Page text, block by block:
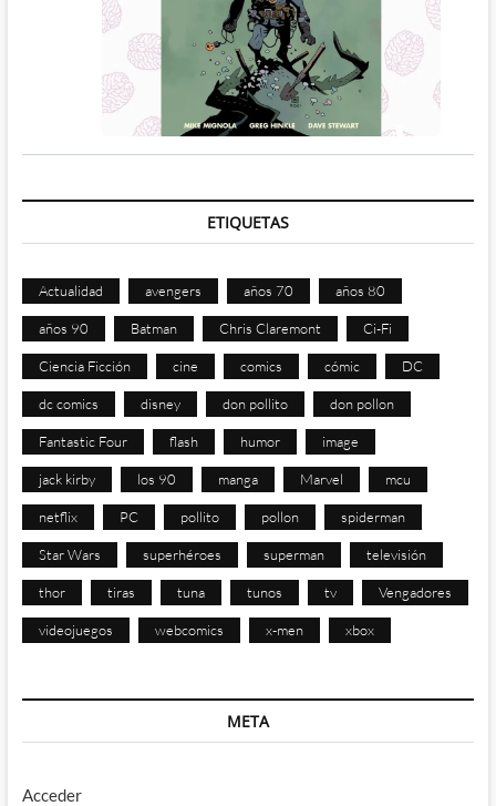
ETIQUETAS
Actualidad avengers años 70 años 80
años 90 Batman Chris Claremont Ci-Fi
Ciencia Ficción cine comics cómic DC
dc comics disney don pollito don pollon
Fantastic Four flash humor image
jack kirby los 90 manga Marvel mcu
netflix PC pollito pollon spiderman
Star Wars superhéroes superman televisión
thor tiras tuna tunos tv Vengadores
videojuegos webcomics x-men xbox
META
Acceder